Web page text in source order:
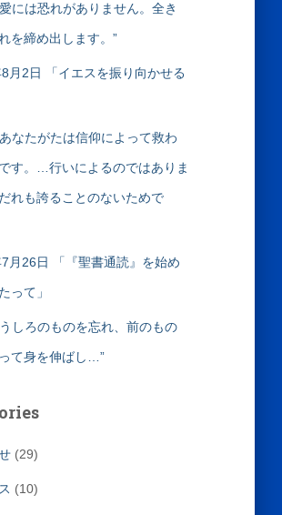
には恐れがありません。全き
を締め出します。”
月2日 「イエスを振り向かせる
なたがたは信仰によって救わ
す。…行いによるのではありま
れも誇ることのないためで
月26日 「『聖書通読』を始め
って」
しろのものを忘れ、前のもの
て身を伸ばし…”
(29)
(10)